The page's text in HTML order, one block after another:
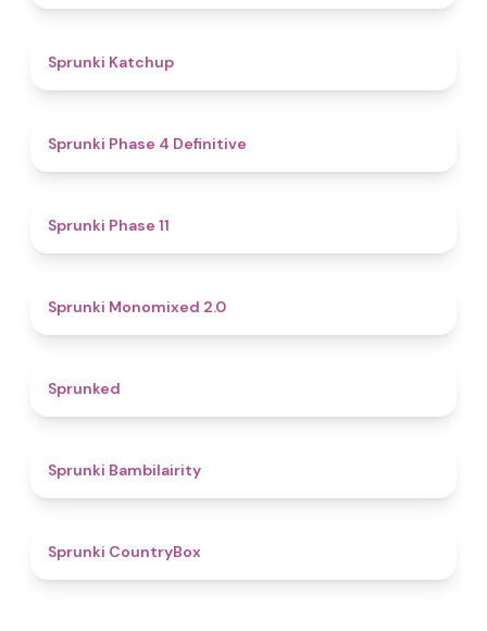
Sprunki Katchup
Sprunki Phase 4 Definitive
Sprunki Phase 11
Sprunki Monomixed 2.0
Sprunked
Sprunki Bambilairity
Sprunki CountryBox